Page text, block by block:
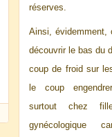
réserves.
Ainsi, évidemment,
découvrir le bas du
coup de froid sur
le coup
surtout chez
gynécologique